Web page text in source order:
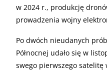
w 2024 r., produkcję
prowadzenia wojny
Po dwóch nieudanych
Północnej udało się w
swego pierwszego satelitę